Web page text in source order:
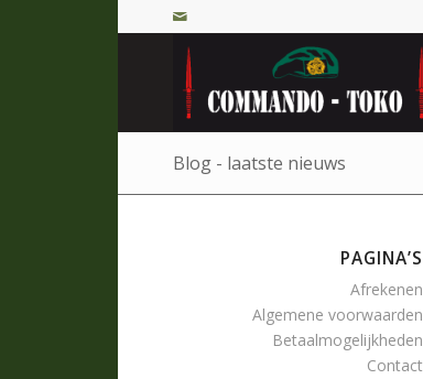
Blog - laatste nieuws
PAGINA’S
Afrekenen
Algemene voorwaarden
Betaalmogelijkheden
Contact